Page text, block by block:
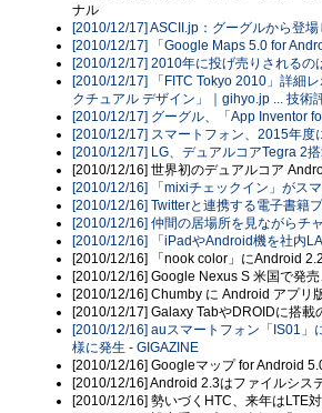
ナル
[2010/12/17] ASCII.jp：グーグルから登
[2010/12/17] 「Google Maps 5.0 for
[2010/12/17] 2010年に投げ売りされる
[2010/12/17] 「FITC Tokyo 2010」詳細
クチュアル デザイン」｜gihyo.jp ... 技術
[2010/12/17] グーグル、「App Inventor
[2010/12/17] スマートフォン、2015年
[2010/12/17] LG、デュアルコアTegra 2
[2010/12/16] 世界初のデュアルコア
[2010/12/16] 「mixiチェックイン」がス
[2010/12/16] Twitterと連携する電子書籍
[2010/12/16] 仲間の居場所を見ながらチ
[2010/12/16] 「iPadやAndroid機を社内
[2010/12/16] 「nook color」にAndroid
[2010/12/16] Google Nexus S 米国で発
[2010/12/16] Chumby に Android アプリ
[2010/12/17] Galaxy TabやDROIDに搭
[2010/12/16] auスマートフォン「IS01」
様に発生 - GIGAZINE
[2010/12/16] Googleマップ for Android
[2010/12/16] Android 2.3はファイルシス
[2010/12/16] 勢いづくHTC、来年はLTE